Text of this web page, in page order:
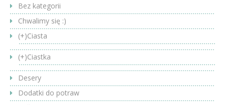
Bez kategorii
Chwalimy się :)
(+)Ciasta
(+)Ciastka
Desery
Dodatki do potraw